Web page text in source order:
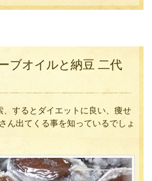
ブオイルと納豆 二代
するとダイエットに良い、痩せ
ん出てくる事を知っているでしょ